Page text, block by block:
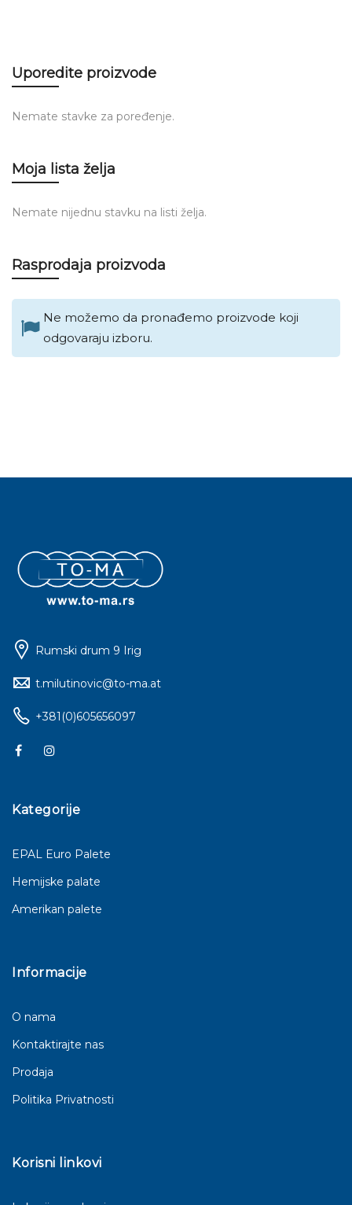
Uporedite proizvode
Nemate stavke za poređenje.
Moja lista želja
Nemate nijednu stavku na listi želja.
Rasprodaja proizvoda
Ne možemo da pronađemo proizvode koji
odgovaraju izboru.
Rumski drum 9 Irig
t.milutinovic@to-ma.at
+381(0)605656097
Kategorije
EPAL Euro Palete
Hemijske palate
Amerikan palete
Informacije
O nama
Kontaktirajte nas
Prodaja
Politika Privatnosti
Korisni linkovi